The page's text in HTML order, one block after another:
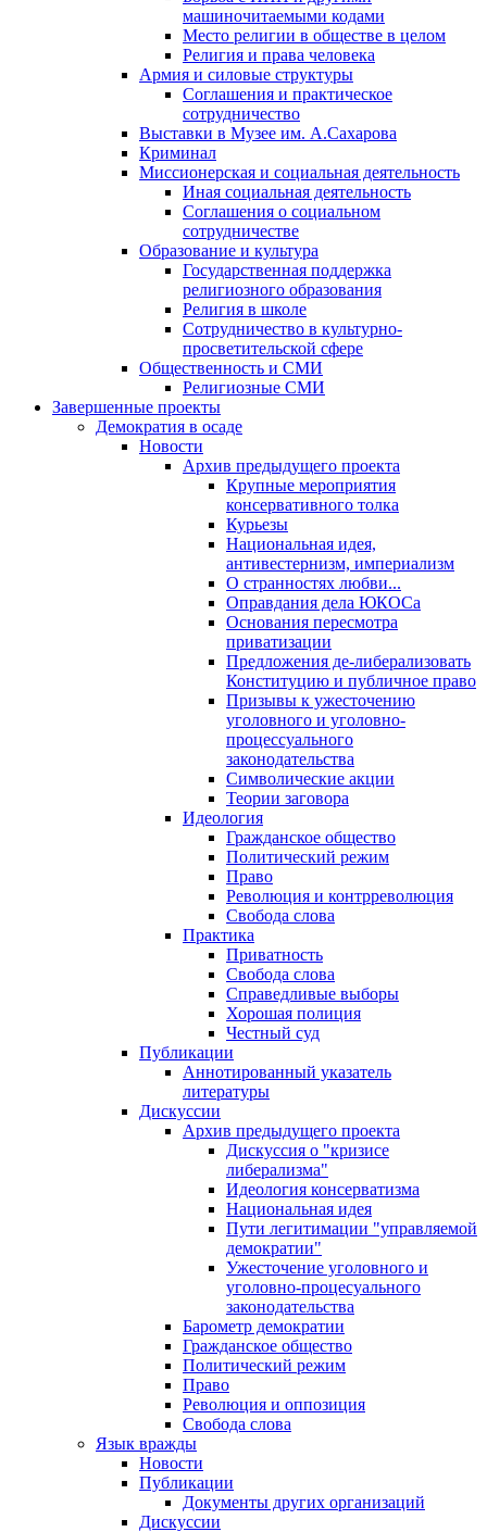
машиночитаемыми кодами
Место религии в обществе в целом
Религия и права человека
Армия и силовые структуры
Соглашения и практическое
сотрудничество
Выставки в Музее им. А.Сахарова
Криминал
Миссионерская и социальная деятельность
Иная социальная деятельность
Соглашения о социальном
сотрудничестве
Образование и культура
Государственная поддержка
религиозного образования
Религия в школе
Сотрудничество в культурно-
просветительской сфере
Общественность и СМИ
Религиозные СМИ
Завершенные проекты
Демократия в осаде
Новости
Архив предыдущего проекта
Крупные мероприятия
консервативного толка
Курьезы
Национальная идея,
антивестернизм, империализм
О странностях любви...
Оправдания дела ЮКОСа
Основания пересмотра
приватизации
Предложения де-либерализовать
Конституцию и публичное право
Призывы к ужесточению
уголовного и уголовно-
процессуального
законодательства
Символические акции
Теории заговора
Идеология
Гражданское общество
Политический режим
Право
Революция и контрреволюция
Свобода слова
Практика
Приватность
Свобода слова
Справедливые выборы
Хорошая полиция
Честный суд
Публикации
Аннотированный указатель
литературы
Дискуссии
Архив предыдущего проекта
Дискуссия о "кризисе
либерализма"
Идеология консерватизма
Национальная идея
Пути легитимации "управляемой
демократии"
Ужесточение уголовного и
уголовно-процесуального
законодательства
Барометр демократии
Гражданское общество
Политический режим
Право
Революция и оппозиция
Свобода слова
Язык вражды
Новости
Публикации
Документы других организаций
Дискуссии